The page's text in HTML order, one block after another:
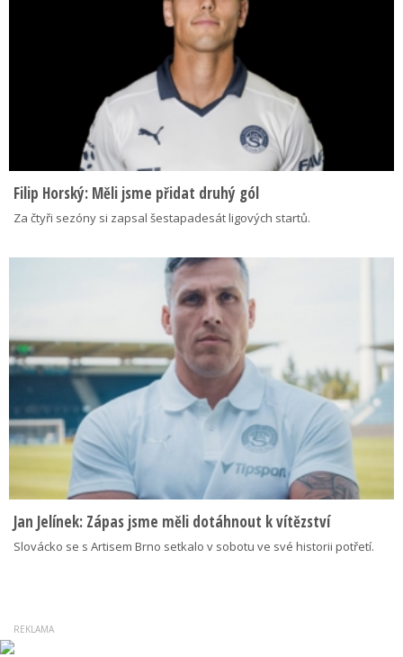
Filip Horský: Měli jsme přidat druhý gól
Za čtyři sezóny si zapsal šestapadesát ligových startů.
Jan Jelínek: Zápas jsme měli dotáhnout k vítězství
Slovácko se s Artisem Brno setkalo v sobotu ve své historii potřetí.